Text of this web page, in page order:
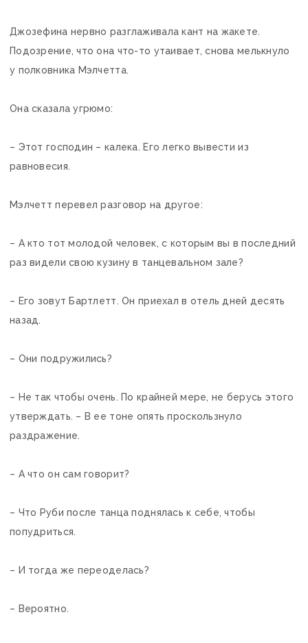
Джозефина нервно разглаживала кант на жакете.
Подозрение, что она что-то утаивает, снова мелькнуло
у полковника Мэлчетта.
Она сказала угрюмо:
– Этот господин – калека. Его легко вывести из
равновесия.
Мэлчетт перевел разговор на другое:
– А кто тот молодой человек, с которым вы в последний
раз видели свою кузину в танцевальном зале?
– Его зовут Бартлетт. Он приехал в отель дней десять
назад.
– Они подружились?
– Не так чтобы очень. По крайней мере, не берусь этого
утверждать. – В ее тоне опять проскользнуло
раздражение.
– А что он сам говорит?
– Что Руби после танца поднялась к себе, чтобы
попудриться.
– И тогда же переоделась?
– Вероятно.